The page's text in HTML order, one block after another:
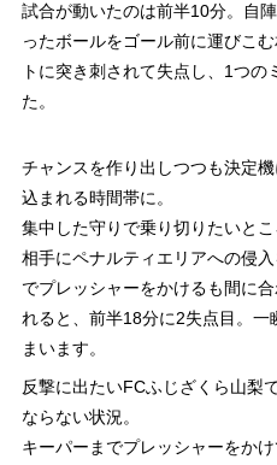
試合が動いたのは前半10分。自
ったボールをゴール前に運びこ
トに突き刺されて失点し、1つの
た。
チャンスを作り出しつつも決定
込まれる時間帯に。
集中した守りで乗り切りたいと
相手にペナルティエリアへの侵
でプレッシャーをかけるも間に
れると、前半18分に2失点目。一
まいます。
反撃に出たいFCふじざくら山梨
ならない状況。
キーパーまでプレッシャーをか